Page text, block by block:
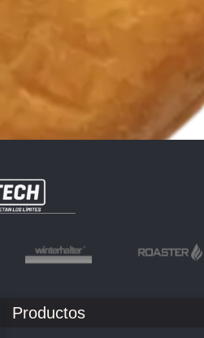
Productos